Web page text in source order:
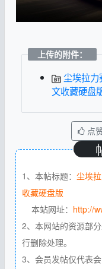
上传的附件：
尘埃拉力赛 2.0 ———— v1.12全DLC中英
文收藏硬盘
点
1、本帖标题： 尘埃
收藏硬盘版
本站网址： http://
2、本网站的资源部
行删除处理。
3、会员发帖仅代表